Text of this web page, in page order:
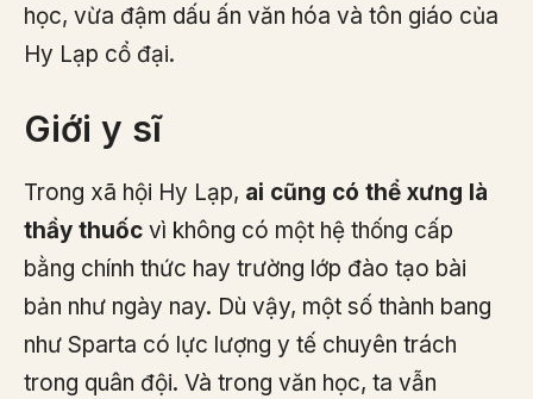
học, vừa đậm dấu ấn văn hóa và tôn giáo của
Hy Lạp cổ đại.
Giới y sĩ
Trong xã hội Hy Lạp, ai cũng có thể xưng là
thầy thuốc vì không có một hệ thống cấp
bằng chính thức hay trường lớp đào tạo bài
bản như ngày nay. Dù vậy, một số thành bang
như Sparta có lực lượng y tế chuyên trách
trong quân đội. Và trong văn học, ta vẫn